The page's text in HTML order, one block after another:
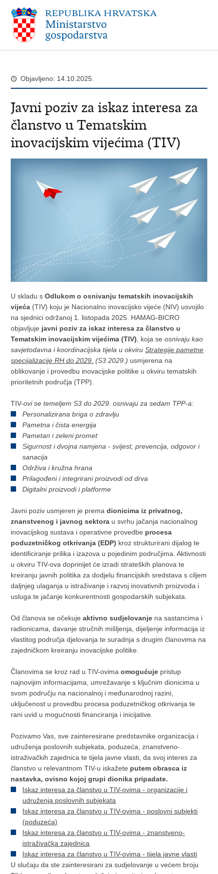
Objavljeno: 14.10.2025.
Javni poziv za iskaz interesa za
članstvo u Tematskim
inovacijskim vijećima (TIV)
U skladu sOdlukom o osnivanju tematskih inovacijskih
vijeća (TIV) koju je Nacionalno inovacijsko vijeće (NIV) usvojilo
na sjednici održanoj 1. listopada 2025. HAMAG-BICRO
objavljuje javni poziv za iskaz interesa za članstvo u
Tematskim inovacijskim vijećima (TIV) , koja seosnivaju kao
savjetodavna i koordinacijska tijela u okviruStrategije pametne
specijalizacije RH do 2029. (S3 2029.) usmjerena na
oblikovanje i provedbu inovacijske politike u okviru tematskih
prioritetnih područja (TPP).
TIV-ovi se temeljem S3 do 2029. osnivaju za sedam TPP-a:
Personalizirana briga o zdravlju
Pametna i čista energija
Pametan i zeleni promet
Sigurnost i dvojna namjena - svijest, prevencija, odgovor i
sanacija
Održiva i kružna hrana
Prilagođeni i integrirani proizvodi od drva
Digitalni proizvodi i platforme
Javni poziv usmjeren je premadionicima iz privatnog,
znanstvenog i javnog sektora u svrhu jačanja nacionalnog
inovacijskog sustava i operativne provedbe procesa
poduzetničkog otkrivanja (EDP) kroz strukturirani dijalog te
identificiranje prilika i izazova u pojedinim područjima. Aktivnosti
u okviru TIV-ova doprinijet će izradi strateških planova te
kreiranju javnih politika za dodjelu financijskih sredstava s ciljem
daljnjeg ulaganja u istraživanje i razvoj inovativnih proizvoda i
usluga te jačanje konkurentnosti gospodarskih subjekata.
Od članova se očekujeaktivno sudjelovanje na sastancima i
radionicama, davanje stručnih mišljenja, dijeljenje informacija iz
vlastitog područja djelovanja te suradnja s drugim članovima na
zajedničkom kreiranju inovacijske politike.
Članovima se kroz rad u TIV-ovimaomogućuje pristup
najnovijim informacijama, umrežavanje s ključnim dionicima u
svom području na nacionalnoj i međunarodnoj razini,
uključenost u provedbu procesa poduzetničkog otkrivanja te
rani uvid u mogućnosti financiranja i inicijative.
Pozivamo Vas, sve zainteresirane predstavnike organizacija i
udruženja poslovnih subjekata, poduzeća, znanstveno-
istraživačkih zajednica te tijela javne vlasti, da svoj interes za
članstvo u relevantnom TIV-u iskažete putem obrasca iz
nastavka, ovisno kojoj grupi dionika pripadate.
Iskaz interesa za članstvo u TIV-ovima - organizacije i
udruženja poslovnih subjekata
Iskaz interesa za članstvo u TIV-ovima - poslovni subjekti
(poduzeća)
Iskaz interesa za članstvo u TIV-ovima - znanstveno-
istraživačka zajednica
Iskaz interesa za članstvo u TIV-ovima - tijela javne vlasti
U slučaju da ste zainteresirani za sudjelovanje u većem broju